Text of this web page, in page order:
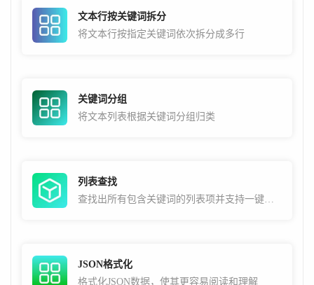
文本行按关键词拆分
将文本行按指定关键词依次拆分成多行
关键词分组
将文本列表根据关键词分组归类
列表查找
查找出所有包含关键词的列表项并支持一键复制
JSON格式化
格式化JSON数据，使其更容易阅读和理解